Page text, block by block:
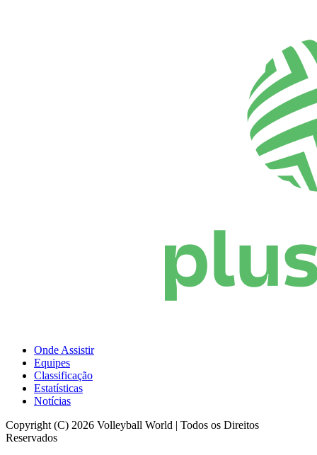
Onde Assistir
Equipes
Classificação
Estatísticas
Notícias
Copyright (C) 2026 Volleyball World | Todos os Direitos
Reservados